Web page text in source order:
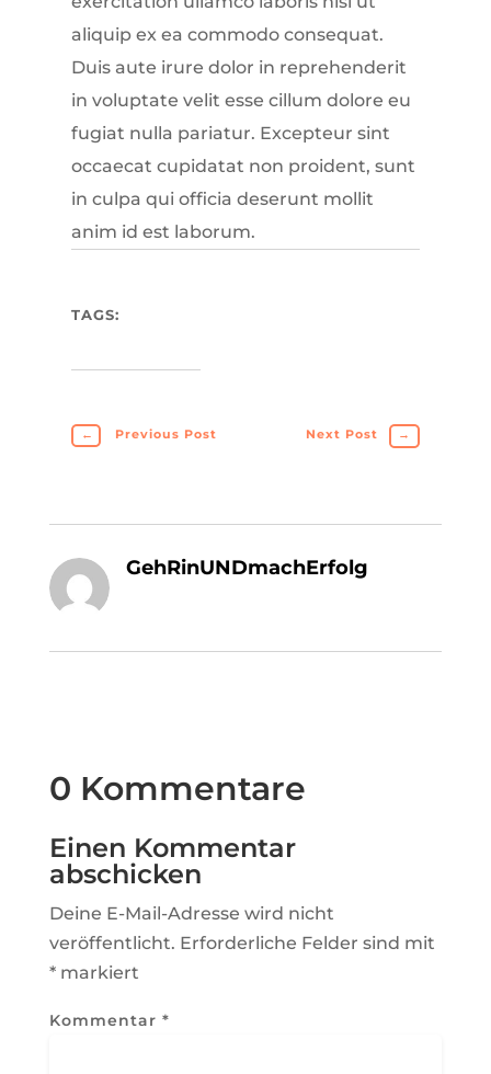
aliquip ex ea commodo consequat.
Duis aute irure dolor in reprehenderit
in voluptate velit esse cillum dolore eu
fugiat nulla pariatur. Excepteur sint
occaecat cupidatat non proident, sunt
in culpa qui officia deserunt mollit
anim id est laborum.
TAGS:
← Previous Post Next Post →
GehRinUNDmachErfolg
0 Kommentare
Einen Kommentar
abschicken
Deine E-Mail-Adresse wird nicht
veröffentlicht. Erforderliche Felder sind mit
*markiert
Kommentar *